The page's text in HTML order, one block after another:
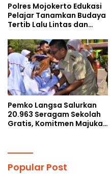
Polres Mojokerto Edukasi
Pelajar Tanamkan Budaya
Tertib Lalu Lintas dan
Pemko Langsa Salurkan
20.963 Seragam Sekolah
Gratis, Komitmen Majukan
Popular Post